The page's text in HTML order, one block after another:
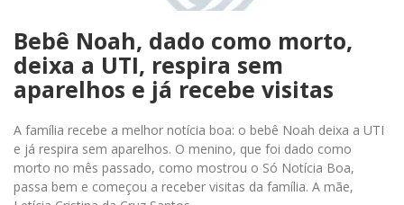
Bebê Noah, dado como morto,
deixa a UTI, respira sem
aparelhos e já recebe visitas
A família recebe a melhor notícia boa: o bebê Noah deixa a UTI
e já respira sem aparelhos. O menino, que foi dado como
morto no mês passado, como mostrou o Só Notícia Boa,
passa bem e começou a receber visitas da família. A mãe,